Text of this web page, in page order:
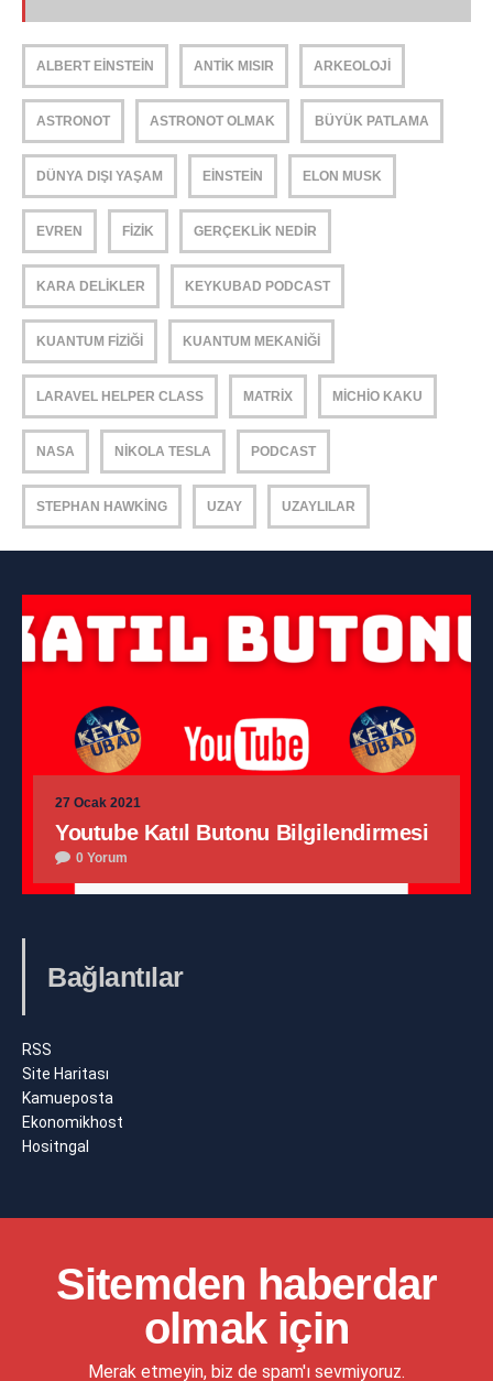
ALBERT EINSTEIN ANTIK MISIR ARKEOLOJI
ASTRONOT ASTRONOT OLMAK BÜYÜK PATLAMA
DÜNYA DIŞI YAŞAM EINSTEIN ELON MUSK
EVREN FIZIK GERÇEKLIK NEDIR
KARA DELIKLER KEYKUBAD PODCAST
KUANTUM FIZIĞI KUANTUM MEKANIĞI
LARAVEL HELPER CLASS MATRIX MICHIO KAKU
NASA NIKOLA TESLA PODCAST
STEPHAN HAWKING UZAY UZAYLILAR
27 Ocak 2021
Youtube Katıl Butonu Bilgilendirmesi
0 Yorum
Bağlantılar
RSS
Site Haritası
Kamueposta
Ekonomikhost
Hositngal
Sitemden haberdar
olmak için
Merak etmeyin, biz de spam'ı sevmiyoruz.